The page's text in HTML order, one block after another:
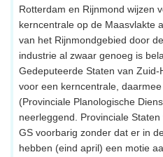
Rotterdam en Rijnmond wijzen
kerncentrale op de Maasvlakte
van het Rijnmondgebied door
industrie al zwaar genoeg is
Gedeputeerde Staten van
voor een kerncentrale,
(Provinciale Planologische
neerleggend. Provinciale
GS voorbarig zonder dat er in
hebben (eind april) een motie